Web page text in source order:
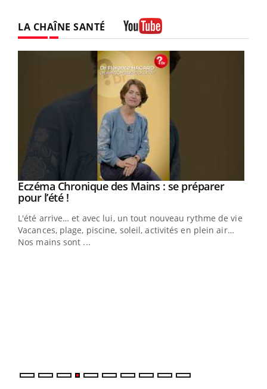
LA CHAÎNE SANTÉ
Youtube
Eczéma Chronique des Mains : se préparer
pour l’été !Youtube
L'été arrive… et avec lui, un tout nouveau rythme de vie !
Vacances, plage, piscine, soleil, activités en plein air…
Nos mains sont ...